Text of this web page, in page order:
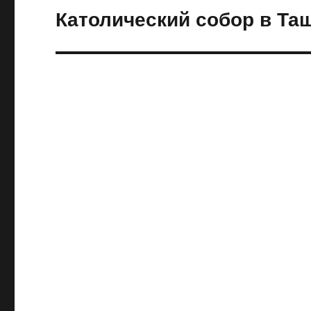
Следующая
Католический собор в